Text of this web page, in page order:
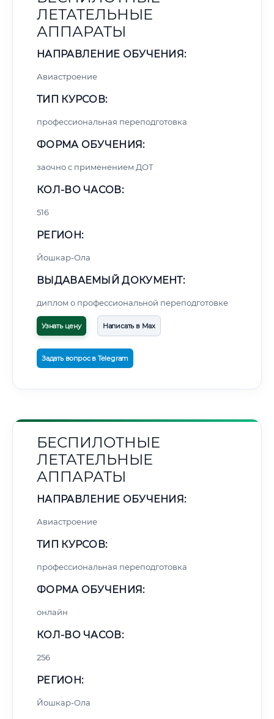
ЛЕТАТЕЛЬНЫЕ
АППАРАТЫ
НАПРАВЛЕНИЕ ОБУЧЕНИЯ:
Авиастроение
ТИП КУРСОВ:
профессиональная переподготовка
ФОРМА ОБУЧЕНИЯ:
заочно с применением ДОТ
КОЛ-ВО ЧАСОВ:
516
РЕГИОН:
Йошкар-Ола
ВЫДАВАЕМЫЙ ДОКУМЕНТ:
диплом о профессиональной переподготовке
Узнать цену Написать в Max
Задать вопрос в Telegram
БЕСПИЛОТНЫЕ
ЛЕТАТЕЛЬНЫЕ
АППАРАТЫ
НАПРАВЛЕНИЕ ОБУЧЕНИЯ:
Авиастроение
ТИП КУРСОВ:
профессиональная переподготовка
ФОРМА ОБУЧЕНИЯ:
онлайн
КОЛ-ВО ЧАСОВ:
256
РЕГИОН:
Йошкар-Ола